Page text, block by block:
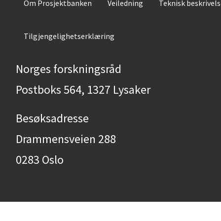
Om Prosjektbanken Veiledning Teknisk
Tilgjengelighetserklæring
Norges forskningsråd
Postboks 564, 1327 Lysaker
Besøksadresse
Drammensveien 288
0283 Oslo